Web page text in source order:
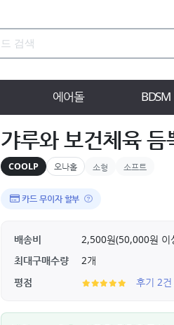
에어돌 BDSM
갸루와 보건체육 듬
COOLP 오나홀 소형 소프트
카드 무이자 할부
배송비
2,500원(50,000원 이
최대구매수량
2개
평점
후기 2건